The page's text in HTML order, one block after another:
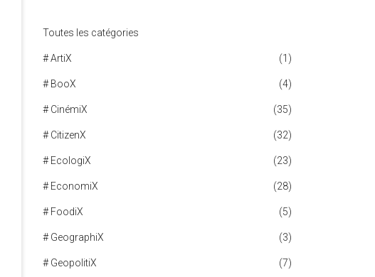
Toutes les catégories
# ArtiX (1)
# BooX (4)
# CinémiX (35)
# CitizenX (32)
# EcologiX (23)
# EconomiX (28)
# FoodiX (5)
# GeographiX (3)
# GeopolitiX (7)